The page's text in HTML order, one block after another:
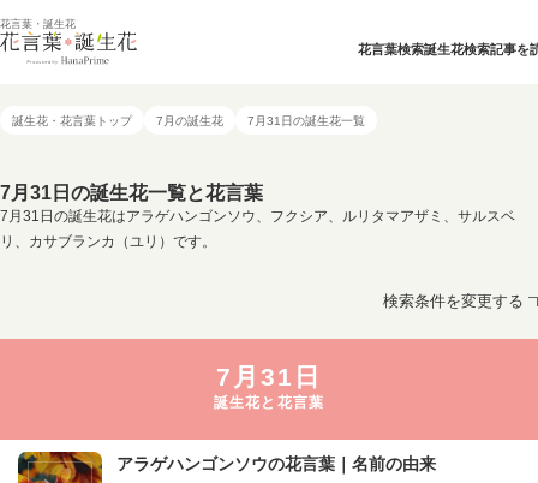
花言葉・誕生花
花言葉検索誕生花検索記事を
誕生花・花言葉トップ 7月の誕生花 7月31日の誕生花一覧
7月31日の誕生花一覧と花言葉
7月31日の誕生花はアラゲハンゴンソウ、フクシア、ルリタマアザミ、サルスベ
リ、カサブランカ（ユリ）です。
検索条件を変更する
7月31日
誕生花と花言葉
アラゲハンゴンソウの花言葉｜名前の由来